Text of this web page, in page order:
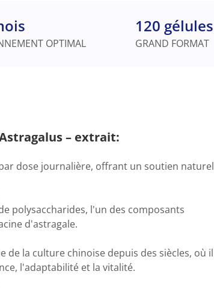
OPTIMAL
120 gélules
GRAND FORMAT
– extrait:
dose journalière, offrant un soutien naturel
polysaccharides, l'un des composants
d'astragale.
de la culture chinoise depuis des siècles, où il
l'adaptabilité et la vitalité.